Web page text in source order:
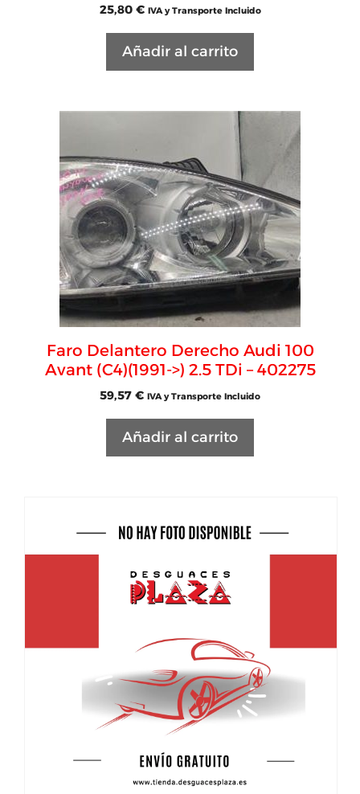
25,80 € IVA y Transporte Incluido
Añadir al carrito
Faro Delantero Derecho Audi 100
Avant (C4)(1991->) 2.5 TDi – 402275
59,57 € IVA y Transporte Incluido
Añadir al carrito